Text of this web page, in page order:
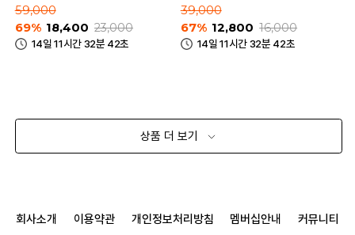
59,000
69% 18,400 23,000
14일 11시간 32분 42초
39,000
67% 12,800 16,000
14일 11시간 32분 42초
상품 더 보기
회사소개 이용약관 개인정보처리방침 멤버십안내 커뮤니티